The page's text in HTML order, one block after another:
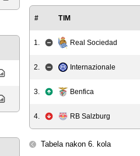
# TIM
1. Real Sociedad
2. Internazionale
3. Benfica
4. RB Salzburg
Tabela nakon 6. kola